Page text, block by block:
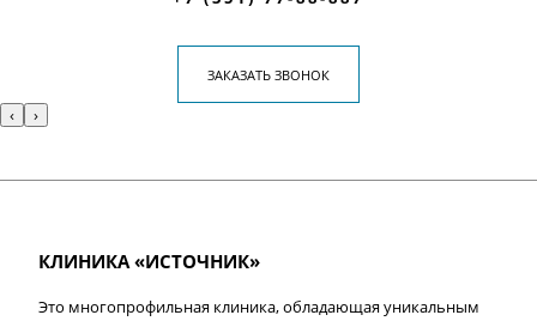
ЗАКАЗАТЬ ЗВОНОК
‹ ›
КЛИНИКА «ИСТОЧНИК»
Это многопрофильная клиника, обладающая уникальным